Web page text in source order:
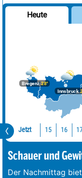
Heute
Bregenz28°
Innsbruck
Jetzt 15 16
Schauer und
Der Nachmittag